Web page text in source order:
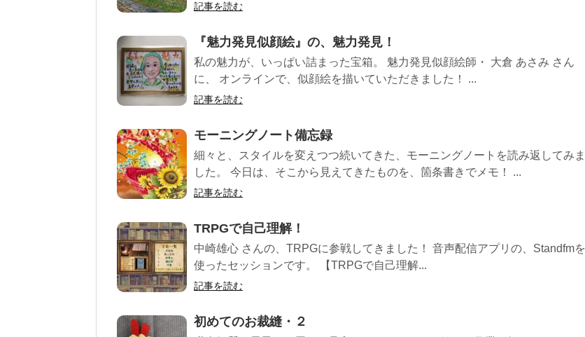
記事を読む
『魅力発見似顔絵』の、魅力発見！
私の魅力が、いっぱい詰まった宝箱。 魅力発見似顔絵師・ 大倉 あさみ さん
に、 オンラインで、似顔絵を描いていただきました！ ...
記事を読む
モーニングノート備忘録
細々と、スタイルを変えつつ続いてきた、モーニングノートを読み返してみま
した。 今日は、そこから見えてきたものを、箇条書きでメモ！ ...
記事を読む
TRPGで自己理解！
中崎雄心 さんの、TRPGに参戦してきました！ 音声配信アプリの、Standfmを
使ったセッションです。 【TRPGで自己理解...
記事を読む
初めてのお裁縫・２